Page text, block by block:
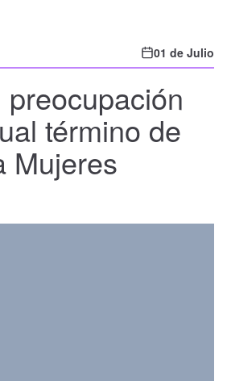
01 de Julio
término de
Mujeres